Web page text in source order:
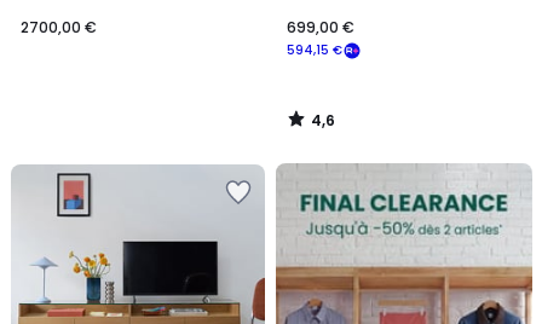
2700,00 €
594,15 €
699,00 €
4,6
/
FINAL
CLEARANCE